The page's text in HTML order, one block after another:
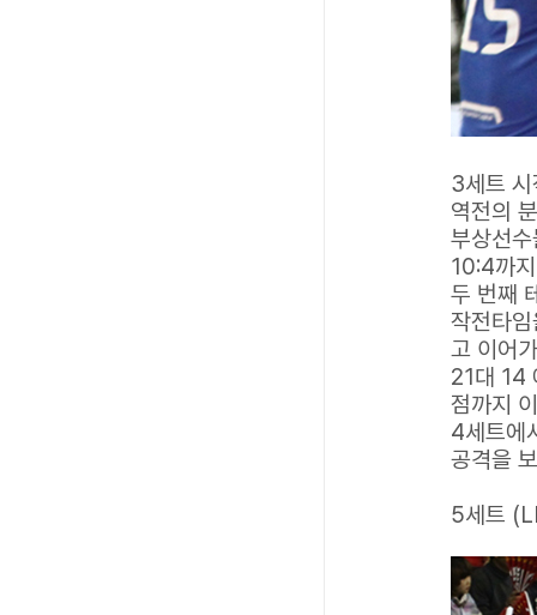
3세트
역전의
부상선
10:4까
두 번째
작전타
고 이어
21대 14
점까지
4세트에
공격을
5세트